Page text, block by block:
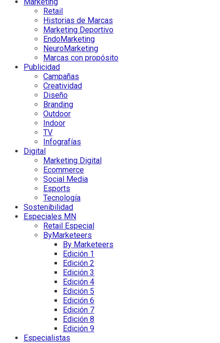
Retail
Historias de Marcas
Marketing Deportivo
EndoMarketing
NeuroMarketing
Marcas con propósito
Publicidad
Campañas
Creatividad
Diseño
Branding
Outdoor
Indoor
TV
Infografías
Digital
Marketing Digital
Ecommerce
Social Media
Esports
Tecnología
Sostenibilidad
Especiales MN
Retail Especial
ByMarketeers
By Marketeers
Edición 1
Edición 2
Edición 3
Edición 4
Edición 5
Edición 6
Edición 7
Edición 8
Edición 9
Especialistas